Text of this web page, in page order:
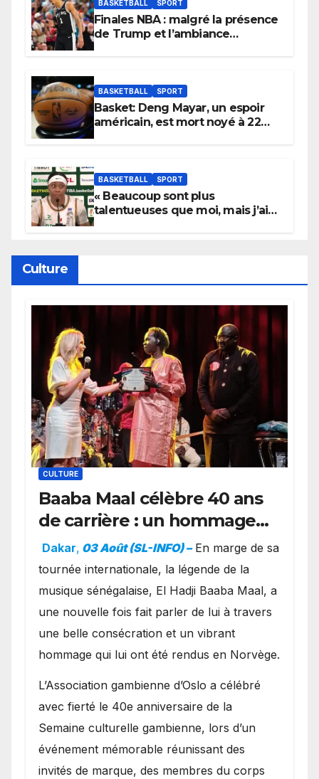
BASKETBALL SPORT
Finales NBA : malgré la présence
de Trump et l’ambiance
BASKETBALL SPORT
Basket: Deng Mayar, un espoir
américain, est mort noyé à 22
BASKETBALL SPORT
« Beaucoup sont plus
talentueuses que moi, mais j’ai
Culture
CULTURE
Baaba Maal célèbre 40 ans
de carrière : un hommage
exceptionnel à Oslo en
présence de la famille
royale.
Dakar, 03 Août (SL-INFO) – ​En marge de sa
tournée internationale, la légende de la
musique sénégalaise, El Hadji Baaba Maal, a
une nouvelle fois fait parler de lui à travers
une belle consécration et un vibrant
hommage qui lui ont été rendus en Norvège.
​L’Association gambienne d’Oslo a célébré
avec fierté le 40e anniversaire de la
Semaine culturelle gambienne, lors d’un
événement mémorable réunissant des
invités de marque, des membres du corps